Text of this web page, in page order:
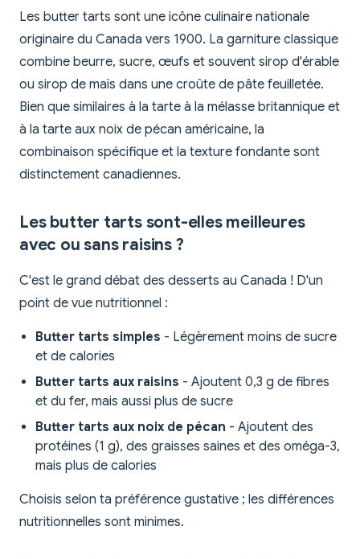
Les butter tarts sont une icône culinaire nationale
originaire du Canada vers 1900. La garniture classique
combine beurre, sucre, œufs et souvent sirop d'érable
ou sirop de maïs dans une croûte de pâte feuilletée.
Bien que similaires à la tarte à la mélasse britannique et
à la tarte aux noix de pécan américaine, la
combinaison spécifique et la texture fondante sont
distinctement canadiennes.
Les butter tarts sont-elles meilleures
avec ou sans raisins ?
C'est le grand débat des desserts au Canada ! D'un
point de vue nutritionnel :
Butter tarts simples - Légèrement moins de sucre
et de calories
Butter tarts aux raisins - Ajoutent 0,3 g de fibres
et du fer, mais aussi plus de sucre
Butter tarts aux noix de pécan - Ajoutent des
protéines (1 g), des graisses saines et des oméga-3,
mais plus de calories
Choisis selon ta préférence gustative ; les différences
nutritionnelles sont minimes.